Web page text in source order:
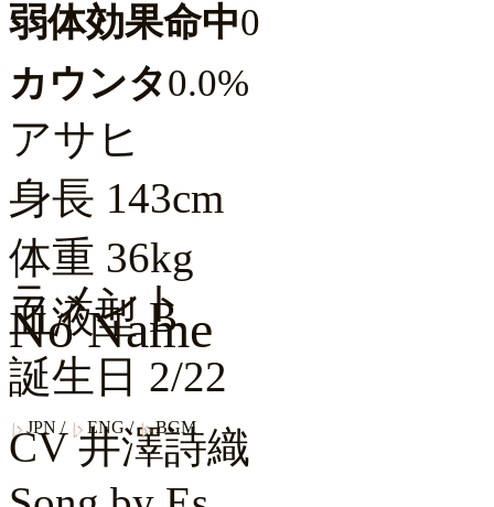
弱体効果命中0
カウンタ0.0%
アサヒ
身長 143cm
体重 36kg
血液型 B
誕生日 2/22
ラメント
No Name
JPN / ENG/ BGM
CV 井澤詩織